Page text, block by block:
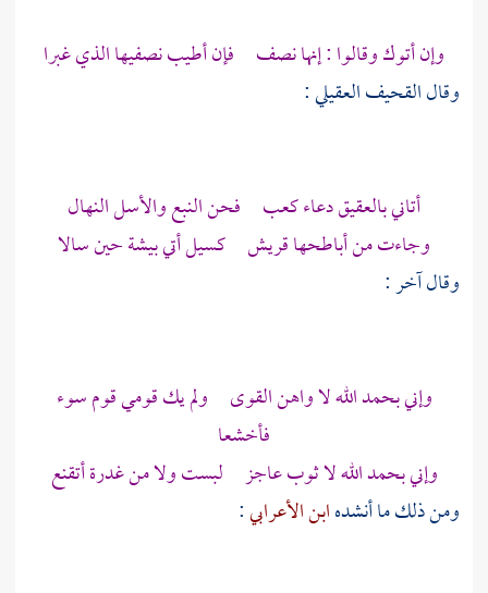
وإن أتوك وقالوا : إنها نصف فإن أطيب نصفيها الذي غبرا
وقالالقحيف العقيلي:
أتانيبالعقيقدعاءكعب فحن النبع والأسل النهال
وجاءت من أباطحهاقريش كسيل أتي بيشة حين سالا
وقال آخر :
وإني بحمد الله لا واهن القوى ولم يك قومي قوم سوء
فأخشعا
وإني بحمد الله لا ثوب عاجز لبست ولا من غدرة أتقنع
ومن ذلك ما أنشدهابن الأعرابي: